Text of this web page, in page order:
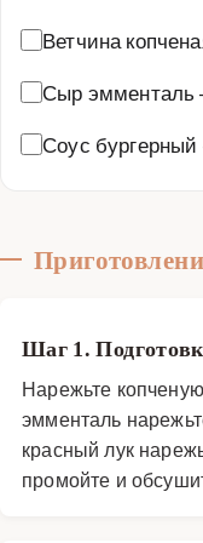
Ветчина
Сыр эмменталь
Соус бургерный
Шаг 1.
Нарежьте
эмменталь
красный лук
промойте и